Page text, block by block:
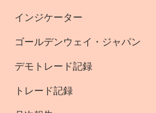
インジケーター
ゴールデンウェイ・ジャパン
デモトレード記録
トレード記録